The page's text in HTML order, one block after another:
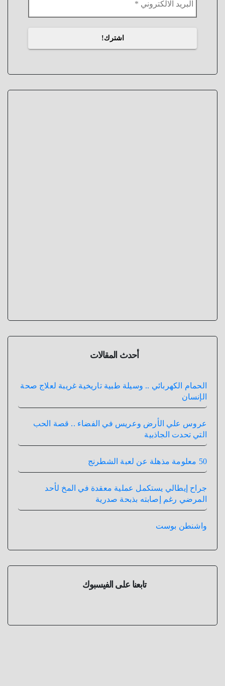
أحدث المقالات
الحمام الكهربائي .. وسيلة طبية تاريخية غريبة لعلاج صحة
الإنسان
عروس علي الأرض وعريس في الفضاء .. قصة الحب
التي تحدت الجاذبية
50 معلومة مذهلة عن لعبة الشطرنج
جراح إيطالي يستكمل عملية معقدة في المخ لأحد
المرضي رغم إصابته بذبحة صدرية
واشنطن بوست
تابعنا على الفيسبوك